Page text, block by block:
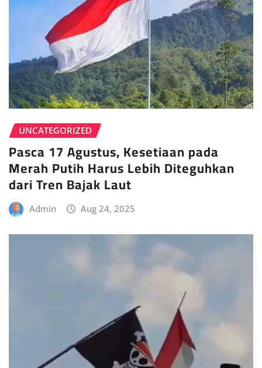
UNCATEGORIZED
Pasca 17 Agustus, Kesetiaan pada
Merah Putih Harus Lebih Diteguhkan
dari Tren Bajak Laut
Admin Aug 24, 2025